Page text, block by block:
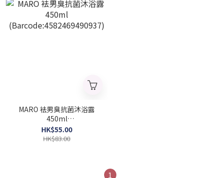
MARO 袪男臭抗菌沐浴露
450ml
(Barcode:4582469490937)
HK$55.00
HK$83.00
1